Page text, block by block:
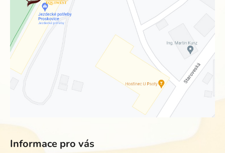
Informace pro vás